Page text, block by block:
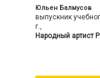
Юльен Балмусов
выпускник
г.,
Народный артист